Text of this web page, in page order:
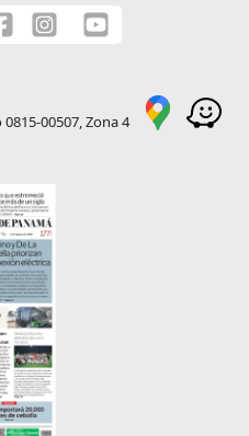
00507, Zona 4